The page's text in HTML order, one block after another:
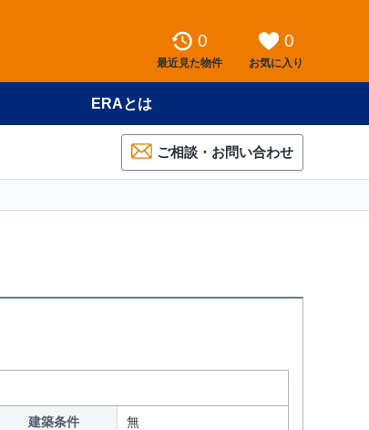
0
最近見た物件
0
お気に入り
ERAとは
ご相談・お問い合わせ
建築条件 無